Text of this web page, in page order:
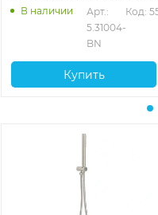
никель
В наличии
Арт.:
5.31004-
BN
Код:
Купить